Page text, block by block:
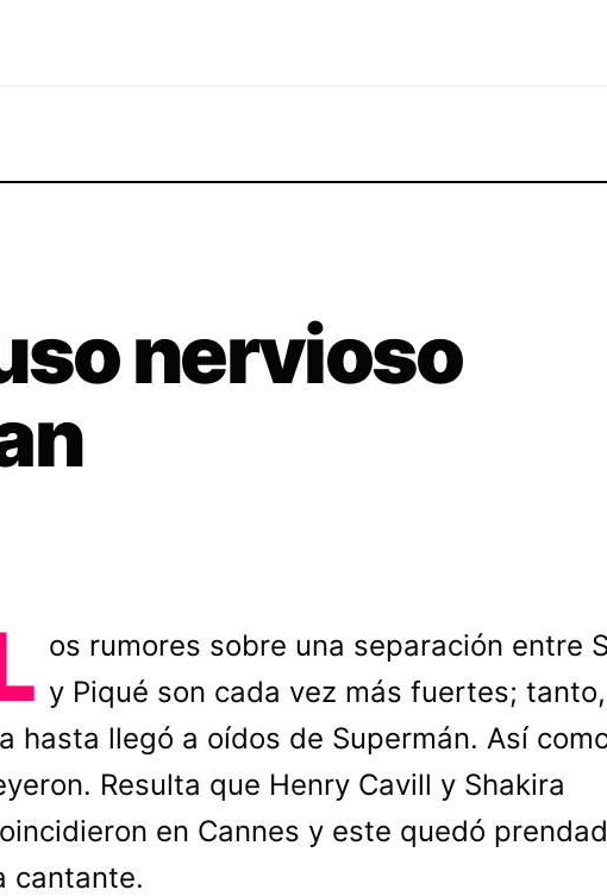
nervioso
os rumores sobre una separación entre
y Piqué son cada vez más fuertes;
hasta llegó a oídos de Supermán. Así
Resulta que Henry Cavill y Shakira
en Cannes y este quedó
cantante.